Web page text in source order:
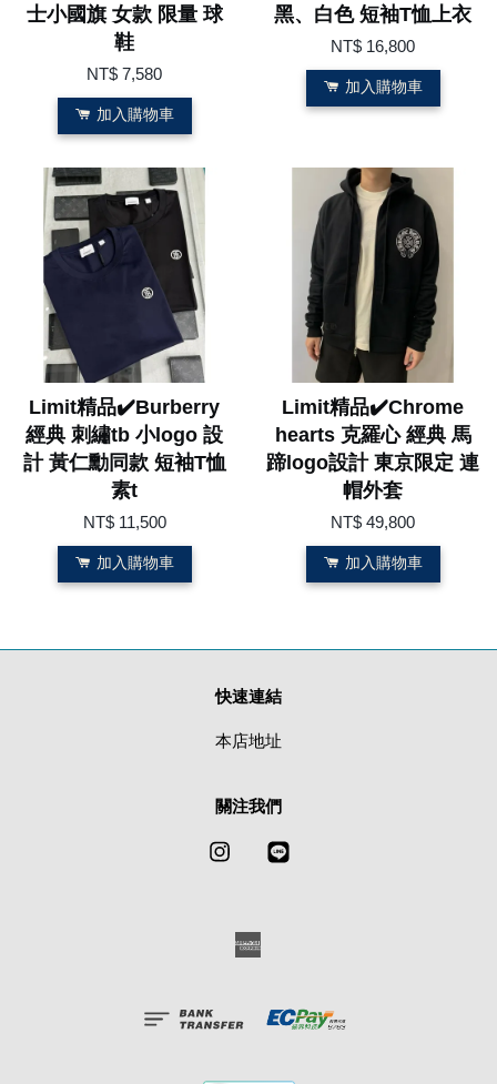
士小國旗 女款 限量 球
鞋
NT$ 7,580
加入購物車
黑、白色 短袖T恤上衣
NT$ 16,800
加入購物車
Limit精品✔️Burberry
經典 刺繡tb 小logo 設
計 黃仁勳同款 短袖T恤
素t
NT$ 11,500
加入購物車
Limit精品✔️Chrome
hearts 克羅心 經典 馬
蹄logo設計 東京限定 連
帽外套
NT$ 49,800
加入購物車
快速連結
本店地址
關注我們
Instagram